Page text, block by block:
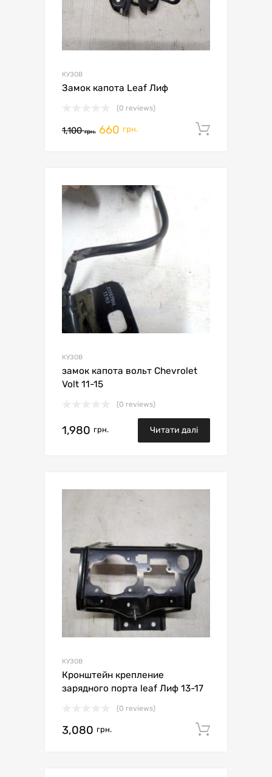
КУЗОВ
Замок капота Leaf Лиф
(0 reviews)
1,100грн. 660 грн.
КУЗОВ
замок капота вольт Chevrolet
Volt 11-15
(0 reviews)
1,980 грн. Читати далі
КУЗОВ
Кронштейн крепление
зарядного порта leaf Лиф 13-17
(0 reviews)
3,080 грн.